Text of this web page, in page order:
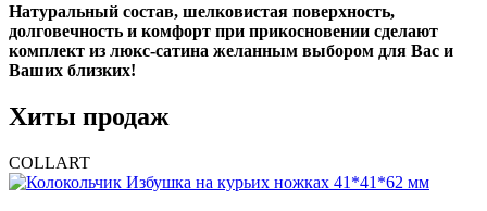
Натуральный состав, шелковистая поверхность,
долговечность и комфорт при прикосновении сделают
комплект из люкс-сатина желанным выбором для Вас и
Ваших близких!
Хиты продаж
COLLART